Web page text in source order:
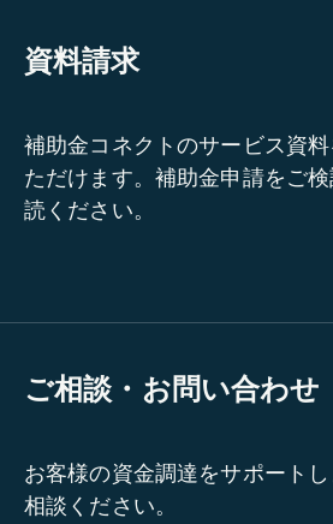
資料請求
補助金コネクトのサービス資
ただけます。補助金申請をご
読ください。
ご相談・お問い合わせ
お客様の資金調達をサポート
相談ください。